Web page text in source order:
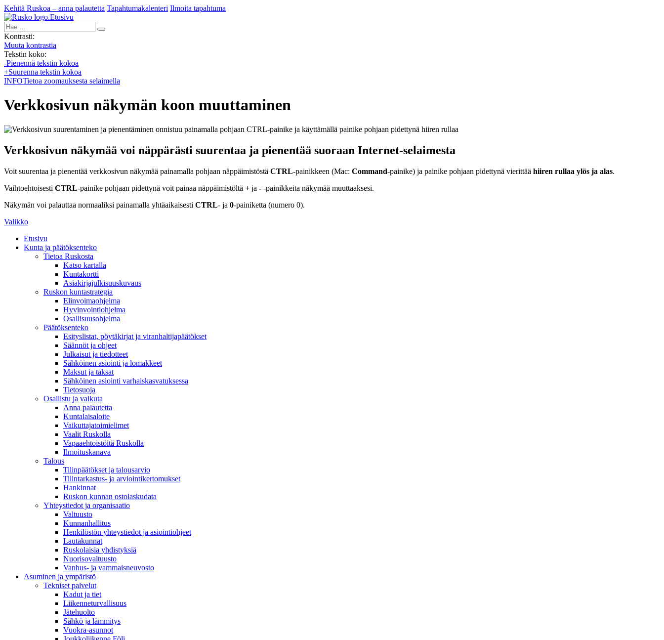
Kehitä Ruskoa – anna palautetta Tapahtumakalenteri Ilmoita tapahtuma
Etusivu
Hae:
Kontrasti:
Muuta kontrastia
Tekstin koko:
-Pienennä tekstin kokoa
+Suurenna tekstin kokoa
INFOTietoa zoomauksesta selaimella
Verkkosivun näkymän koon muuttaminen
Verkkosivun näkymää voi näppärästi suurentaa ja pienentää suoraan Internet-selaimesta
Voit suurentaa ja pienentää verkkosivun näkymää painamalla pohjaan näppäimistöstä CTRL-painikkeen (Mac: Command-painike) ja painike pohjaan pidettynä vierittää hiiren rullaa ylös ja alas.
Vaihtoehtoisesti CTRL-painike pohjaan pidettynä voit painaa näppäimistöltä + ja - -painikkeita näkymää muuttaaksesi.
Näkymän voi palauttaa normaaliksi painamalla yhtäaikaisesti CTRL- ja 0-painiketta (numero 0).
Valikko
Etusivu
Kunta ja päätöksenteko
Tietoa Ruskosta
Katso kartalla
Kuntakortti
Asiakirjajulkisuuskuvaus
Ruskon kuntastrategia
Elinvoimaohjelma
Hyvinvointiohjelma
Osallisuusohjelma
Päätöksenteko
Esityslistat, pöytäkirjat ja viranhaltijapäätökset
Säännöt ja ohjeet
Julkaisut ja tiedotteet
Sähköinen asiointi ja lomakkeet
Maksut ja taksat
Sähköinen asiointi varhaiskasvatuksessa
Tietosuoja
Osallistu ja vaikuta
Anna palautetta
Kuntalaisaloite
Vaikuttajatoimielimet
Vaalit Ruskolla
Vapaaehtoistöitä Ruskolla
Ilmoituskanava
Talous
Tilinpäätökset ja talousarvio
Tilintarkastus- ja arviointikertomukset
Hankinnat
Ruskon kunnan ostolaskudata
Yhteystiedot ja organisaatio
Valtuusto
Kunnanhallitus
Henkilöstön yhteystiedot ja asiointiohjeet
Lautakunnat
Ruskolaisia yhdistyksiä
Nuorisovaltuusto
Vanhus- ja vammaisneuvosto
Asuminen ja ympäristö
Tekniset palvelut
Kadut ja tiet
Liikenneturvallisuus
Jätehuolto
Sähkö ja lämmitys
Vuokra-asunnot